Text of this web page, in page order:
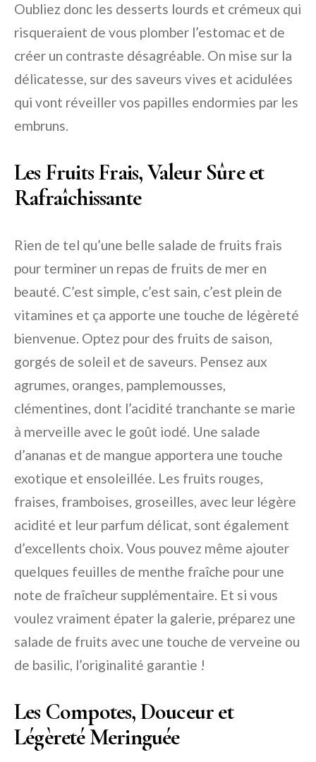
Oubliez donc les desserts lourds et crémeux qui
risqueraient de vous plomber l’estomac et de
créer un contraste désagréable. On mise sur la
délicatesse, sur des saveurs vives et acidulées
qui vont réveiller vos papilles endormies par les
embruns.
Les Fruits Frais, Valeur Sûre et
Rafraîchissante
Rien de tel qu’une belle salade de fruits frais
pour terminer un repas de fruits de mer en
beauté. C’est simple, c’est sain, c’est plein de
vitamines et ça apporte une touche de légèreté
bienvenue. Optez pour des fruits de saison,
gorgés de soleil et de saveurs. Pensez aux
agrumes, oranges, pamplemousses,
clémentines, dont l’acidité tranchante se marie
à merveille avec le goût iodé. Une salade
d’ananas et de mangue apportera une touche
exotique et ensoleillée. Les fruits rouges,
fraises, framboises, groseilles, avec leur légère
acidité et leur parfum délicat, sont également
d’excellents choix. Vous pouvez même ajouter
quelques feuilles de menthe fraîche pour une
note de fraîcheur supplémentaire. Et si vous
voulez vraiment épater la galerie, préparez une
salade de fruits avec une touche de verveine ou
de basilic, l’originalité garantie !
Les Compotes, Douceur et
Légèreté Meringuée